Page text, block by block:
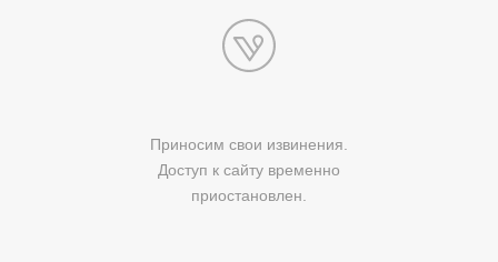
Приносим свои извинения.
Доступ к сайту временно
приостановлен.